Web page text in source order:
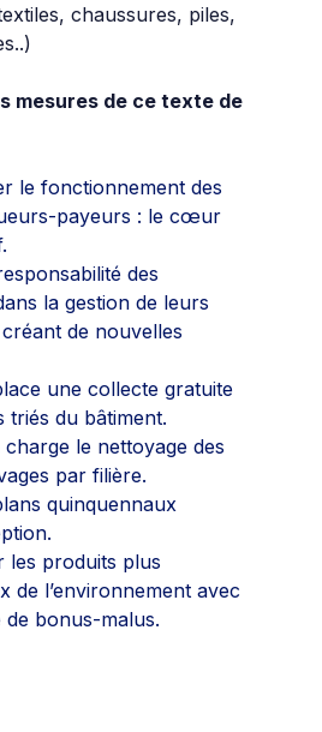
chaussures, piles,
)
mesures de ce texte de
le fonctionnement des
payeurs : le cœur
des
la gestion de leurs
de nouvelles
une collecte gratuite
triés du bâtiment.
le nettoyage des
par filière.
quinquennaux
les produits plus
de l’environnement avec
de bonus-malus.